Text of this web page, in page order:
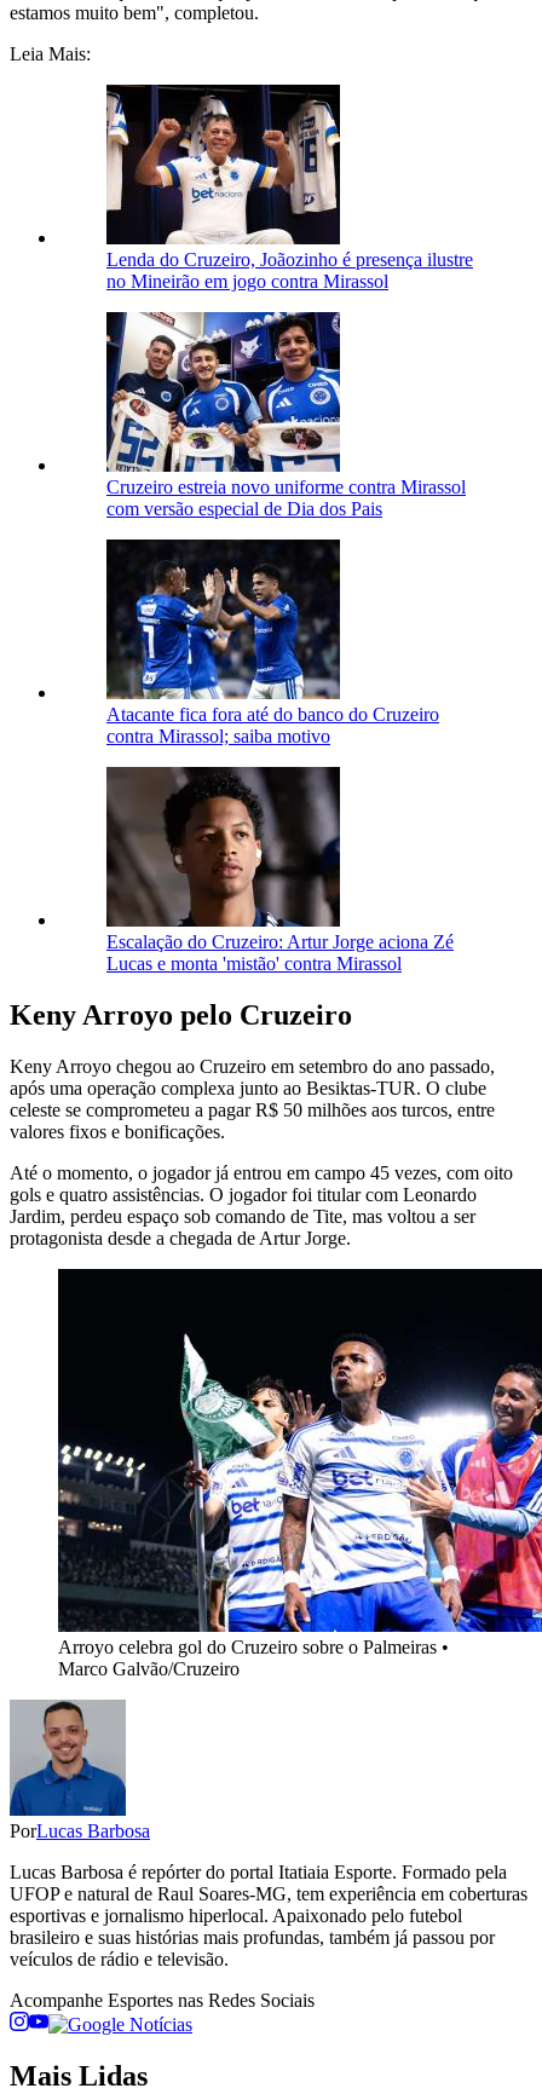
estamos muito bem", completou.
Leia Mais:
Lenda do Cruzeiro, Joãozinho é presença ilustre
no Mineirão em jogo contra Mirassol
Cruzeiro estreia novo uniforme contra Mirassol
com versão especial de Dia dos Pais
Atacante fica fora até do banco do Cruzeiro
contra Mirassol; saiba motivo
Escalação do Cruzeiro: Artur Jorge aciona Zé
Lucas e monta 'mistão' contra Mirassol
Keny Arroyo pelo Cruzeiro
Keny Arroyo chegou ao Cruzeiro em setembro do ano passado,
após uma operação complexa junto ao Besiktas-TUR. O clube
celeste se comprometeu a pagar R$ 50 milhões aos turcos, entre
valores fixos e bonificações.
Até o momento, o jogador já entrou em campo 45 vezes, com oito
gols e quatro assistências. O jogador foi titular com Leonardo
Jardim, perdeu espaço sob comando de Tite, mas voltou a ser
protagonista desde a chegada de Artur Jorge.
Arroyo celebra gol do Cruzeiro sobre o Palmeiras •
Marco Galvão/Cruzeiro
PorLucas Barbosa
Lucas Barbosa é repórter do portal Itatiaia Esporte. Formado pela
UFOP e natural de Raul Soares-MG, tem experiência em coberturas
esportivas e jornalismo hiperlocal. Apaixonado pelo futebol
brasileiro e suas histórias mais profundas, também já passou por
veículos de rádio e televisão.
Acompanhe Esportes nas Redes Sociais
Mais Lidas